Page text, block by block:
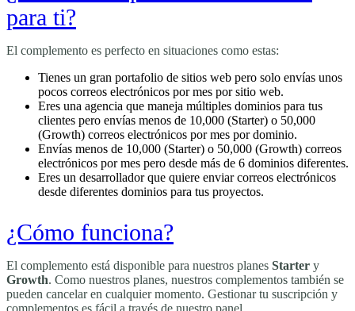
para ti?
El complemento es perfecto en situaciones como estas:
Tienes un gran portafolio de sitios web pero solo envías unos
pocos correos electrónicos por mes por sitio web.
Eres una agencia que maneja múltiples dominios para tus
clientes pero envías menos de 10,000 (Starter) o 50,000
(Growth) correos electrónicos por mes por dominio.
Envías menos de 10,000 (Starter) o 50,000 (Growth) correos
electrónicos por mes pero desde más de 6 dominios diferentes.
Eres un desarrollador que quiere enviar correos electrónicos
desde diferentes dominios para tus proyectos.
¿Cómo funciona?
El complemento está disponible para nuestros planes Starter y
Growth. Como nuestros planes, nuestros complementos también se
pueden cancelar en cualquier momento. Gestionar tu suscripción y
complementos es fácil a través de nuestro panel.